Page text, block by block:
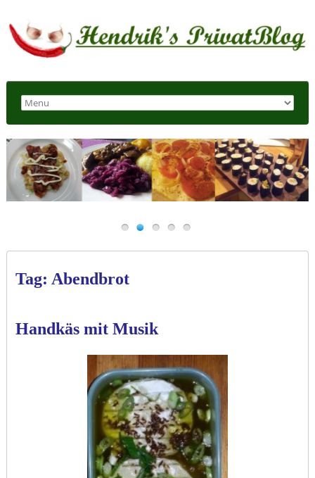
Tag: Abendbrot
Handkäs mit Musik